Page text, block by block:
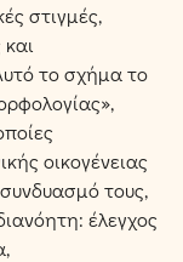
στιγμές,
το σχήμα το
οικογένειας
τους,
έλεγχος